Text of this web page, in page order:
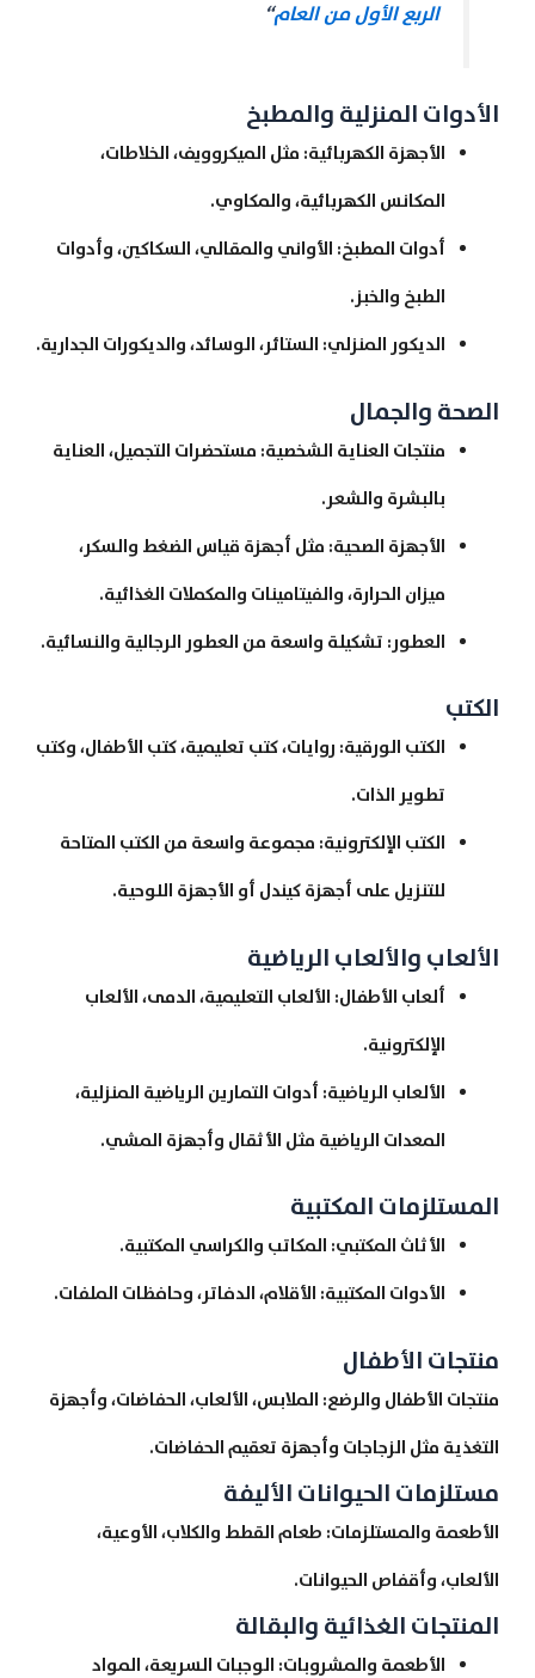
الربع الأول من العام“
الأدوات المنزلية والمطبخ
الأجهزة الكهربائية: مثل الميكروويف، الخلاطات،
المكانس الكهربائية، والمكاوي.
أدوات المطبخ: الأواني والمقالي، السكاكين، وأدوات
الطبخ والخبز.
الديكور المنزلي: الستائر، الوسائد، والديكورات الجدارية.
الصحة والجمال
منتجات العناية الشخصية: مستحضرات التجميل، العناية
بالبشرة والشعر.
الأجهزة الصحية: مثل أجهزة قياس الضغط والسكر،
ميزان الحرارة، والفيتامينات والمكملات الغذائية.
العطور: تشكيلة واسعة من العطور الرجالية والنسائية.
الكتب
الكتب الورقية: روايات، كتب تعليمية، كتب الأطفال، وكتب
تطوير الذات.
الكتب الإلكترونية: مجموعة واسعة من الكتب المتاحة
للتنزيل على أجهزة كيندل أو الأجهزة اللوحية.
الألعاب والألعاب الرياضية
ألعاب الأطفال: الألعاب التعليمية، الدمى، الألعاب
الإلكترونية.
الألعاب الرياضية: أدوات التمارين الرياضية المنزلية،
المعدات الرياضية مثل الأثقال وأجهزة المشي.
المستلزمات المكتبية
الأثاث المكتبي: المكاتب والكراسي المكتبية.
الأدوات المكتبية: الأقلام، الدفاتر، وحافظات الملفات.
منتجات الأطفال
منتجات الأطفال والرضع: الملابس، الألعاب، الحفاضات، وأجهزة
التغذية مثل الزجاجات وأجهزة تعقيم الحفاضات.
مستلزمات الحيوانات الأليفة
الأطعمة والمستلزمات: طعام القطط والكلاب، الأوعية،
الألعاب، وأقفاص الحيوانات.
المنتجات الغذائية والبقالة
الأطعمة والمشروبات: الوجبات السريعة، المواد